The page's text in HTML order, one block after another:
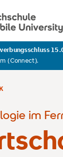
(Connect).
im